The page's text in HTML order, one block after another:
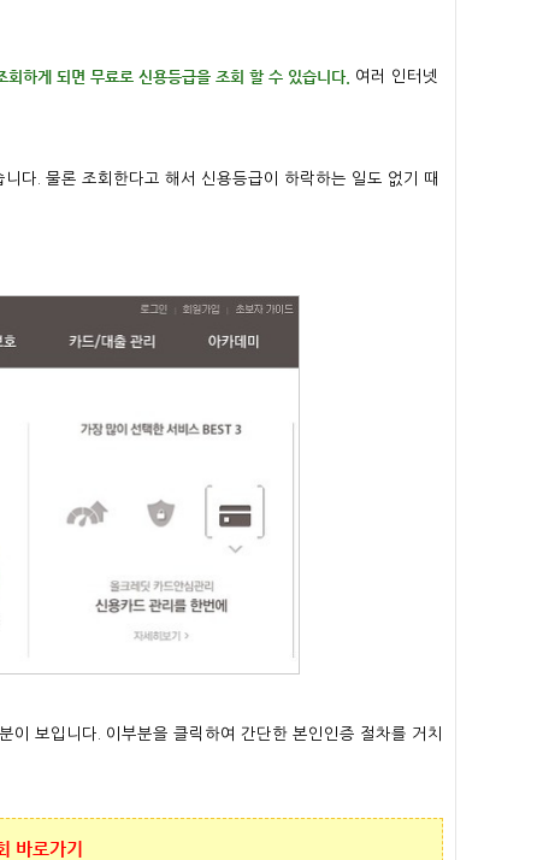
하게 되면 무료로 신용등급을 조회 할 수 있습니다. 여러 인터넷
다. 물론 조회한다고 해서 신용등급이 하락하는 일도 없기 때
보입니다. 이부분을 클릭하여 간단한 본인인증 절차를 거치
바로가기